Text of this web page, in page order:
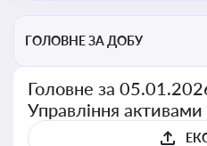
ГОЛОВНЕ ЗА ДОБУ
Головне за
Управління активами